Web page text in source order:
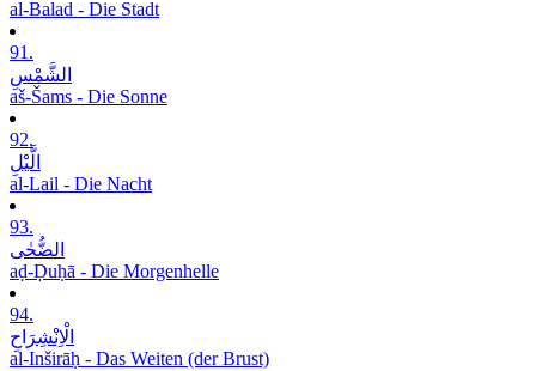
al-Balad - Die Stadt
91.
الشَّمْسِ
aš-Šams - Die Sonne
92.
الَّیْلِ
al-Lail - Die Nacht
93.
الضُّحٰی
aḍ-Ḍuḥā - Die Morgenhelle
94.
الْاِنْشِرَاحِ
al-Inširāḥ - Das Weiten (der Brust)